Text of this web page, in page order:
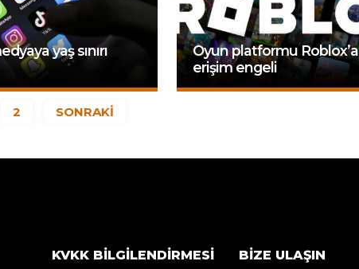
yaş sınırı
Oyun platformu Roblox’a
erişim engeli
2 SONRAKİ
KVKK BILGILENDIRMESI BIZE ULAŞIN